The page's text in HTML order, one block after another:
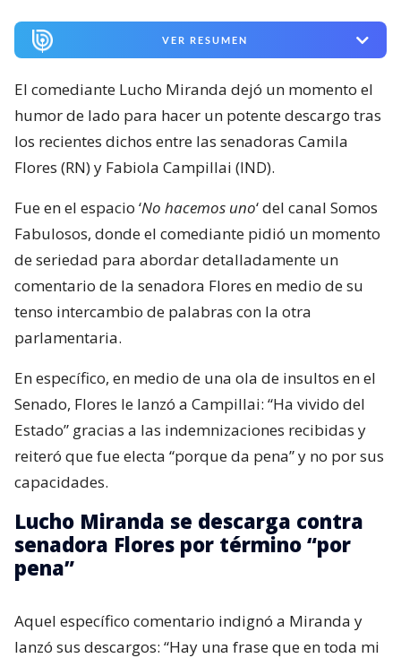
VER RESUMEN
El comediante Lucho Miranda dejó un momento el
humor de lado para hacer un potente descargo tras
los recientes dichos entre las senadoras Camila
Flores (RN) y Fabiola Campillai (IND).
Fue en el espacio ‘No hacemos uno‘ del canal Somos
Fabulosos, donde el comediante pidió un momento
de seriedad para abordar detalladamente un
comentario de la senadora Flores en medio de su
tenso intercambio de palabras con la otra
parlamentaria.
En específico, en medio de una ola de insultos en el
Senado, Flores le lanzó a Campillai: “Ha vivido del
Estado” gracias a las indemnizaciones recibidas y
reiteró que fue electa “porque da pena” y no por sus
capacidades.
Lucho Miranda se descarga contra
senadora Flores por término “por
pena”
Aquel específico comentario indignó a Miranda y
lanzó sus descargos: “Hay una frase que en toda mi